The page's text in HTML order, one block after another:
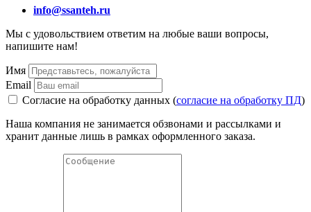
21918 Honeywell RV281-2B Клапан обратный
Под заказ
Цена: 27 456р.
ваша скидка:0р.
info@ssanteh.ru
Мы с удовольствием ответим на любые ваши вопросы,
напишите нам!
Имя
Email
Согласие на обработку данных (согласие на обработку ПД)
Наша компания не занимается обзвонами и рассылками и
хранит данные лишь в рамках оформленного заказа.